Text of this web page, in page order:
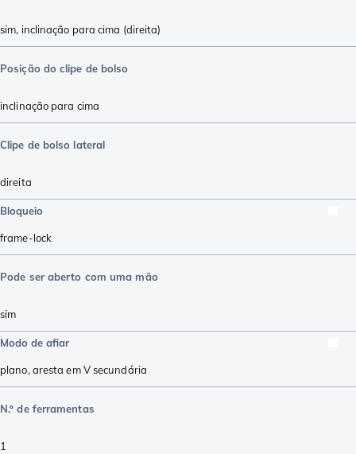
sim, inclinação para cima (direita)
Posição do clipe de bolso
inclinação para cima
Clipe de bolso lateral
direita
Bloqueio
frame-lock
Pode ser aberto com uma mão
sim
Modo de afiar
plano,aresta em V secundária
N.º de ferramentas
1